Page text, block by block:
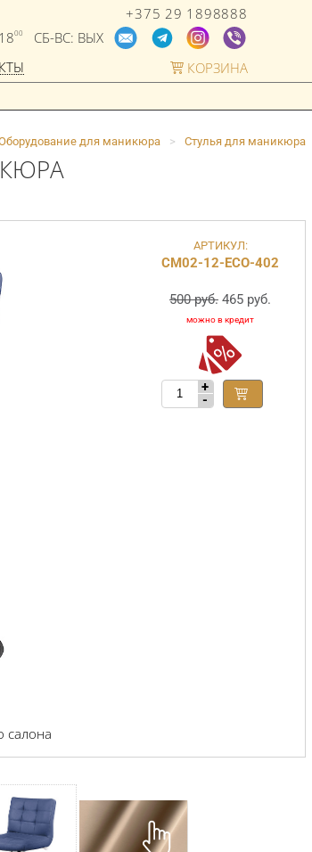
+375 29 1898888
00
СБ-ВС: ВЫХ
КОРЗИНА
для маникюра > Стулья для маникюра
АРТИКУЛ:
СМ02-12-ECO-402
500 руб. 465 руб.
+
-
салона